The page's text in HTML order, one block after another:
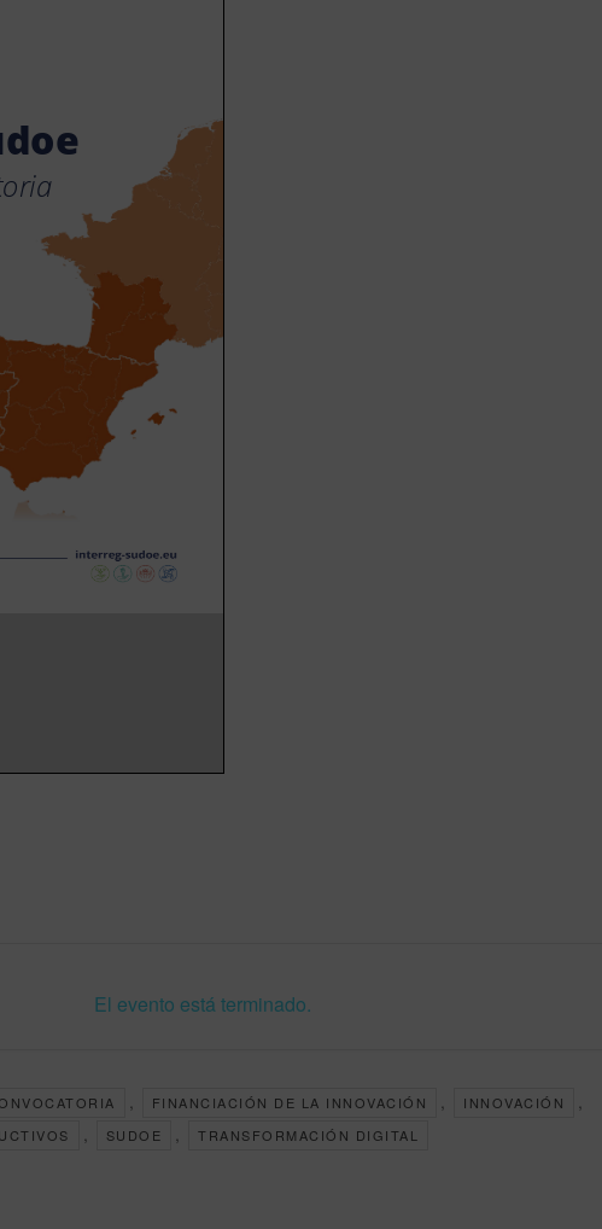
El evento está terminado.
FINANCIACIÓN DE LA INNOVACIÓN INNOVACIÓN
SUDOE TRANSFORMACIÓN DIGITAL